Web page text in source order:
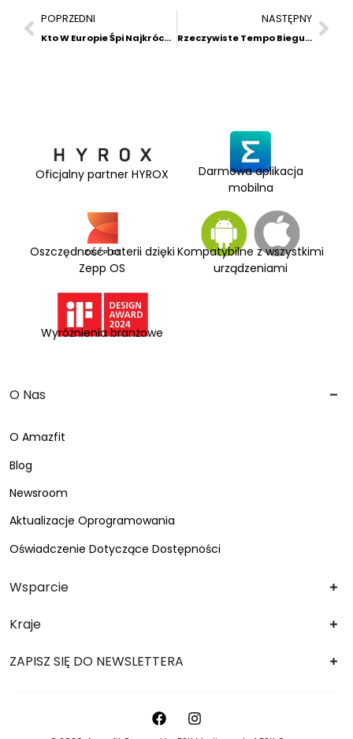
POPRZEDNI
Kto W Europie Śpi Najkrócej, A Kto Najdłużej? Analiza Danych Amazfit
NASTĘPNY
Rzeczywiste Tempo Biegu W Pomieszczeniach Dla HYROX Jest Już Dostępne
Darmowa aplikacja
mobilna
Oszczędność baterii dzięki
Zepp OS
Kompatybilne z wszystkimi
urządzeniami
Wyróżnienia branżowe
Oficjalny partner HYROX
O Nas
O Amazfit
Blog
Newsroom
Aktualizacje Oprogramowania
Oświadczenie Dotyczące Dostępności
Wsparcie
Kraje
ZAPISZ SIĘ DO NEWSLETTERA